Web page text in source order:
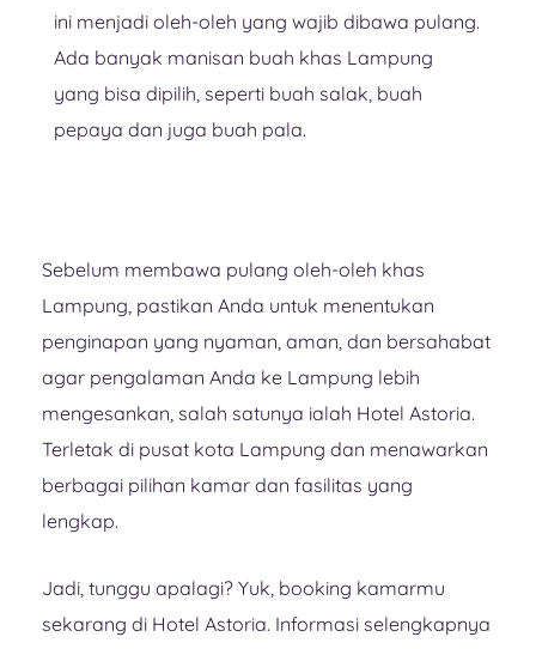
ini menjadi oleh-oleh yang wajib dibawa pulang.
Ada banyak manisan buah khas Lampung
yang bisa dipilih, seperti buah salak, buah
pepaya dan juga buah pala.
Sebelum membawa pulang oleh-oleh khas
Lampung, pastikan Anda untuk menentukan
penginapan yang nyaman, aman, dan bersahabat
agar pengalaman Anda ke Lampung lebih
mengesankan, salah satunya ialah Hotel Astoria.
Terletak di pusat kota Lampung dan menawarkan
berbagai pilihan kamar dan fasilitas yang
lengkap.
Jadi, tunggu apalagi? Yuk, booking kamarmu
sekarang di Hotel Astoria. Informasi selengkapnya